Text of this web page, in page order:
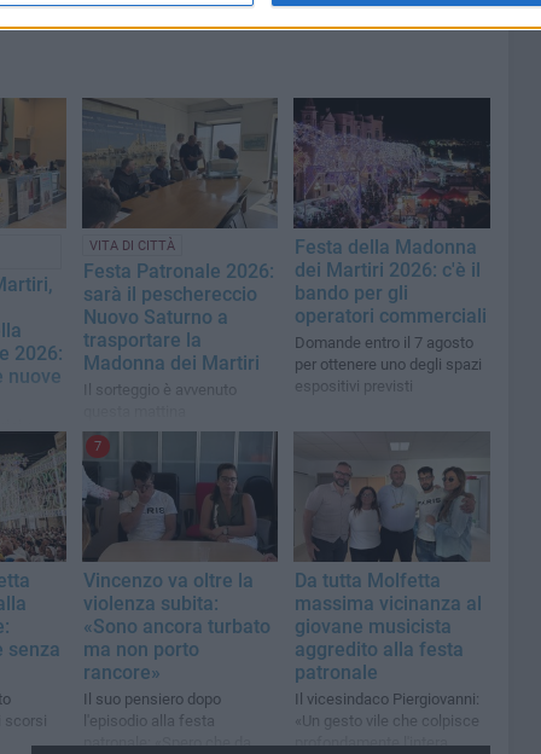
2026:
nuove
tracce
dei
VITA DI CITTÀ
Festa Patronale 2026:
sarà il peschereccio
Nuovo Saturno a
trasportare la
Madonna dei Martiri
Il sorteggio è avvenuto
all’associazione Assopesca
Festa della Madonna
dei Martiri 2026: c'è il
bando per gli
operatori commerciali
Domande entro il 7 agosto
per ottenere uno degli spazi
espositivi previsti
senza
scorsi
7
Vincenzo va oltre la
violenza subita:
«Sono ancora turbato
ma non porto
rancore»
Il suo pensiero dopo
l'episodio alla festa
patronale: «Spero che da
Da tutta Molfetta
massima vicinanza al
giovane musicista
aggredito alla festa
patronale
Il vicesindaco Piergiovanni:
«Un gesto vile che colpisce
profondamente l'intera